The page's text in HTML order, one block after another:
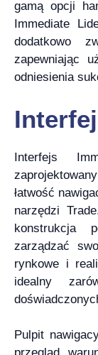
gamą opcji
Immediate
dodatkowo
zapewniając
odniesienia
Interfejs
łatwość
narzędzi
konstrukcja
zarządzać
rynkowe i
idealny
Pulpit